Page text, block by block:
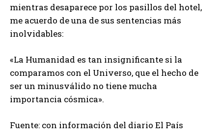
mientras desaparece por los pasillos del hotel,
me acuerdo de una de sus sentencias más
inolvidables:
«La Humanidad es tan insignificante si la
comparamos con el Universo, que el hecho de
ser un minusválido no tiene mucha
importancia cósmica».
Fuente: con información del diario El País